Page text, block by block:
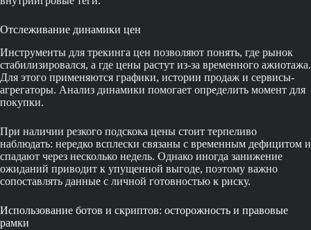
Отслеживание динамики цен
Инструменты для трекинга цен позволяют понять, где рынок
стабилизировался, а где цены растут из-за временного ажиотажа.
Для этого применяются графики, истории продаж и сервисы-
агрегаторы. Анализ динамики помогает определить момент для
покупки.
При наличии резкого подскока цены стоит терпеливо
наблюдать: нередко всплески связаны с временным дефицитом и
спадают через несколько недель. Однако иногда занижение
ожиданий приводит к упущенной выгоде, поэтому важно
сопоставлять данные с личной готовностью к риску.
Использование ботов и скриптов: осторожность и правовые
рамки